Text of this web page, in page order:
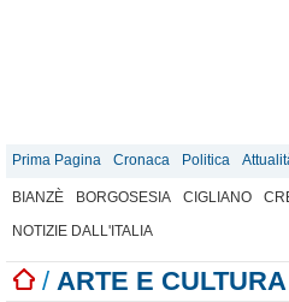
Prima Pagina Cronaca Politica
BIANZÈ BORGOSESIA CIGLIANO
NOTIZIE DALL'ITALIA
/ ARTE E CULTURA